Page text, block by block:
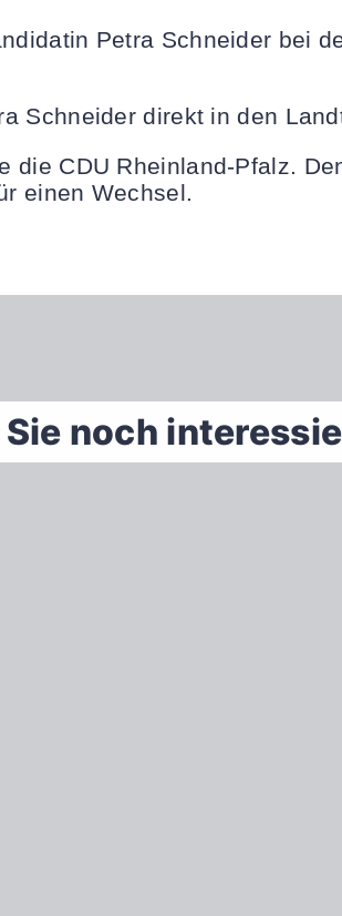
Petra Schneider bei
Schneider direkt in den
die CDU Rheinland-Pfalz.
einen Wechsel.
noch